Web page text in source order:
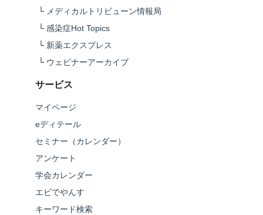
└ メディカルトリビューン情報局
└ 感染症Hot Topics
└ 新薬エクスプレス
└ ウェビナーアーカイブ
サービス
マイページ
eディテール
セミナー（カレンダー）
アンケート
学会カレンダー
エビでやんす
キーワード検索